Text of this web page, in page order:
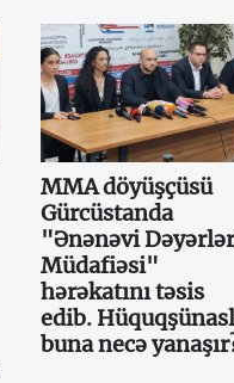
MMA döyüşçüsü
Gürcüstanda
"Ənənəvi
Müdafiəsi"
hərəkatını təsis
edib.
buna necə